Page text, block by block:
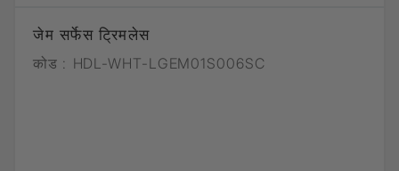
जेम सर्फेस ट्रिमलेस
कोड : HDL-WHT-LGEM01S006SC